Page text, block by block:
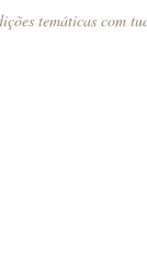
temáticas com